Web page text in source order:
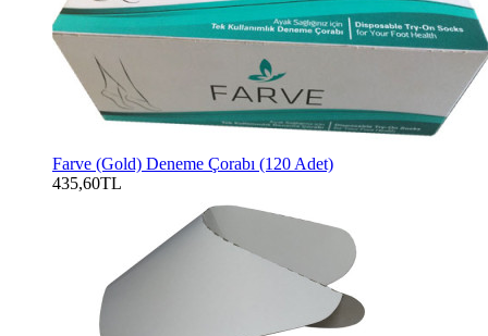
Farve (Gold) Deneme Çorabı (120 Adet)
435,60TL